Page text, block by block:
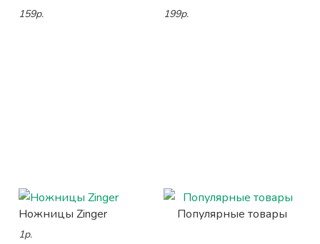
159р. 199р.
Ножницы Zinger
1р.
Популярные товары